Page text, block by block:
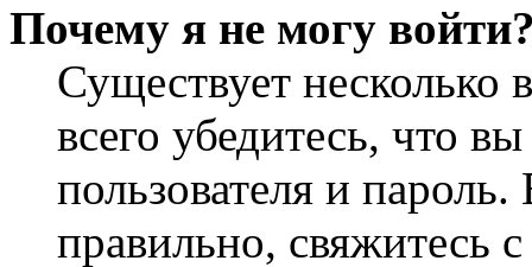
Почему я не могу
Существует
всего убедитесь, что
пользователя и
правильно, свяжитесь